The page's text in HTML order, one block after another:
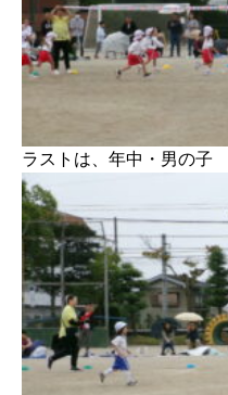
ラストは、年中・男の子